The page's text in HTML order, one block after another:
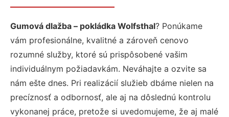
Gumová dlažba – pokládka Wolfsthal? Ponúkame
vám profesionálne, kvalitné a zároveň cenovo
rozumné služby, ktoré sú prispôsobené vašim
individuálnym požiadavkám. Neváhajte a ozvite sa
nám ešte dnes. Pri realizácií služieb dbáme nielen na
precíznosť a odbornosť, ale aj na dôslednú kontrolu
vykonanej práce, pretože si uvedomujeme, že aj malé